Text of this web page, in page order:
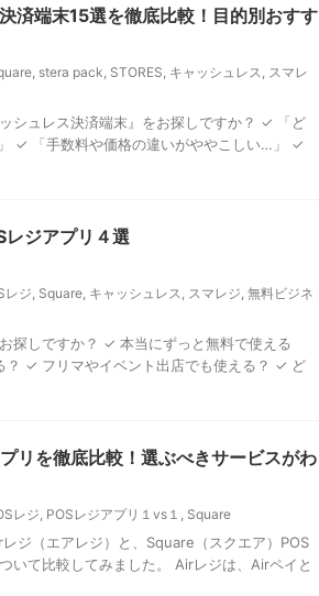
済端末15選を徹底比較！目的別おすす
, stera pack, STORES, キャッシュレス, スマレ
シュレス決済端末』をお探しですか？ ✓ 「ど
✓ 「手数料や価格の違いがややこしい…」 ✓
レジアプリ４選
レジ, Square, キャッシュレス, スマレジ, 無料ビジネ
探しですか？ ✓ 本当にずっと無料で使える
✓ フリマやイベント出店でも使える？ ✓ ど
リを徹底比較！選ぶべきサービスがわ
レジ, POSレジアプリ１vs１ , Square
ジ（エアレジ）と、Square（スクエア）POS
いて比較してみました。 Airレジは、Airペイと